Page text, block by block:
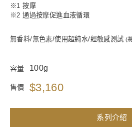
※1 按摩
※2 通過按摩促進血液循環
無香料/無色素/使用超純水/經敏感測試 (
容量 100g
售價 $3,160
系列介紹